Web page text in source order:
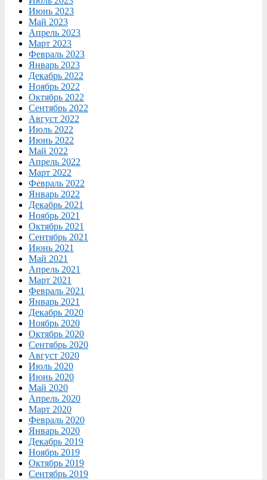
Июнь 2023
Май 2023
Апрель 2023
Март 2023
Февраль 2023
Январь 2023
Декабрь 2022
Ноябрь 2022
Октябрь 2022
Сентябрь 2022
Август 2022
Июль 2022
Июнь 2022
Май 2022
Апрель 2022
Март 2022
Февраль 2022
Январь 2022
Декабрь 2021
Ноябрь 2021
Октябрь 2021
Сентябрь 2021
Июнь 2021
Май 2021
Апрель 2021
Март 2021
Февраль 2021
Январь 2021
Декабрь 2020
Ноябрь 2020
Октябрь 2020
Сентябрь 2020
Август 2020
Июль 2020
Июнь 2020
Май 2020
Апрель 2020
Март 2020
Февраль 2020
Январь 2020
Декабрь 2019
Ноябрь 2019
Октябрь 2019
Сентябрь 2019